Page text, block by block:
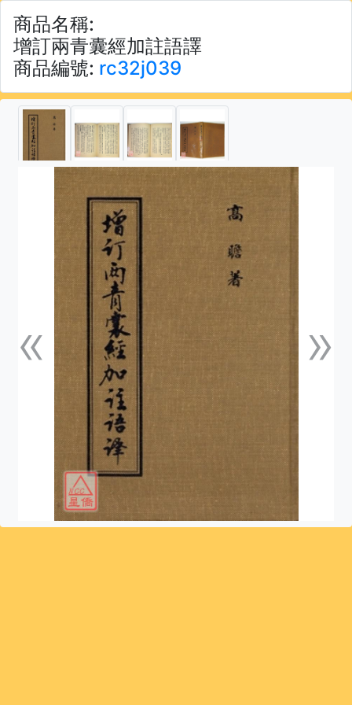
商品名稱:
增訂兩青囊經加註語譯
商品編號: rc32j039
«上一張 »下一